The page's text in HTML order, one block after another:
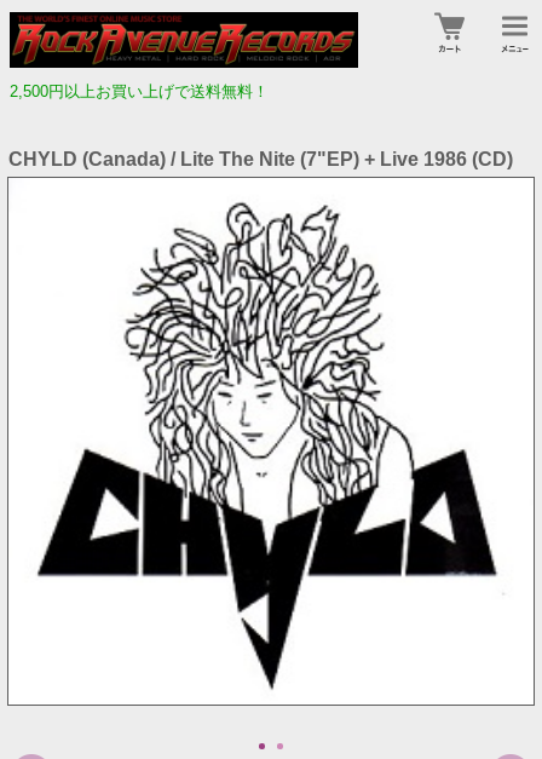
2,500円以上お買い上げで送料無料！
CHYLD (Canada) / Lite The Nite (7"EP) + Live 1986 (CD)